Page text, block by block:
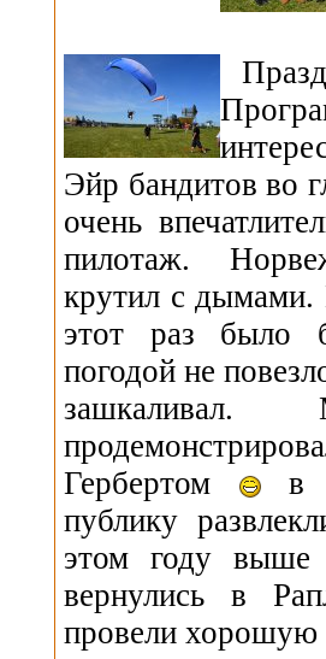
Эйр бандитов во
очень
пилотаж.
крутил с дымами.
этот раз было
погодой не
Гербертом
в
публику
этом году выше
вернулись в
провели хорошую